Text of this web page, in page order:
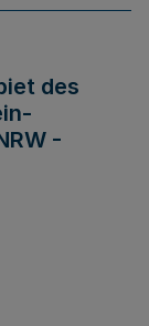
des
-